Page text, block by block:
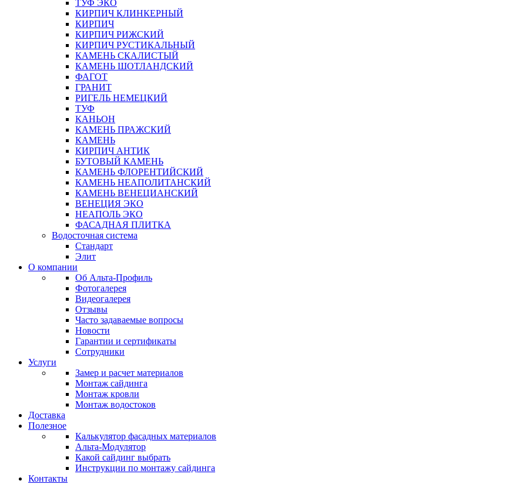
ТУФ ЭКО
КИРПИЧ КЛИНКЕРНЫЙ
КИРПИЧ
КИРПИЧ РИЖСКИЙ
КИРПИЧ РУСТИКАЛЬНЫЙ
КАМЕНЬ СКАЛИСТЫЙ
КАМЕНЬ ШОТЛАНДСКИЙ
ФАГОТ
ГРАНИТ
РИГЕЛЬ НЕМЕЦКИЙ
ТУФ
КАНЬОН
КАМЕНЬ ПРАЖСКИЙ
КАМЕНЬ
КИРПИЧ АНТИК
БУТОВЫЙ КАМЕНЬ
КАМЕНЬ ФЛОРЕНТИЙСКИЙ
КАМЕНЬ НЕАПОЛИТАНСКИЙ
КАМЕНЬ ВЕНЕЦИАНСКИЙ
ВЕНЕЦИЯ ЭКО
НЕАПОЛЬ ЭКО
ФАСАДНАЯ ПЛИТКА
Водосточная система
Стандарт
Элит
О компании
Об Альта-Профиль
Фотогалерея
Видеогалерея
Отзывы
Часто задаваемые вопросы
Новости
Гарантии и сертификаты
Сотрудники
Услуги
Замер и расчет материалов
Монтаж сайдинга
Монтаж кровли
Монтаж водостоков
Доставка
Полезное
Калькулятор фасадных материалов
Альта-Модулятор
Какой сайдинг выбрать
Инструкции по монтажу сайдинга
Контакты